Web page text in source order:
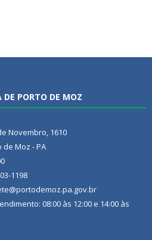
DE PORTO DE MOZ
Novembro, 1610
de Moz - PA
1198
08:00 às 12:00 e 14:00 às